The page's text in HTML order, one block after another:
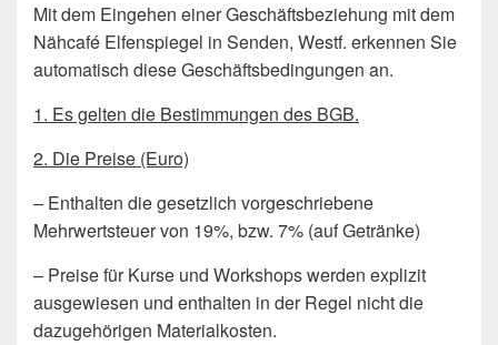
Mit dem Eingehen einer Geschäftsbeziehung mit dem
Nähcafé Elfenspiegel in Senden, Westf. erkennen Sie
automatisch diese Geschäftsbedingungen an.
1. Es gelten die Bestimmungen des BGB.
2. Die Preise (Euro)
– Enthalten die gesetzlich vorgeschriebene
Mehrwertsteuer von 19%, bzw. 7% (auf Getränke)
– Preise für Kurse und Workshops werden explizit
ausgewiesen und enthalten in der Regel nicht die
dazugehörigen Materialkosten.